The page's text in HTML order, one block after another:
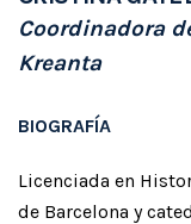
Coordinadora
Kreanta
BIOGRAFÍA
Licenciada en
de Barcelona y